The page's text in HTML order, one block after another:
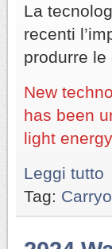
La
recenti
produrre le
New
has been
light
Leggi tutto
Tag: